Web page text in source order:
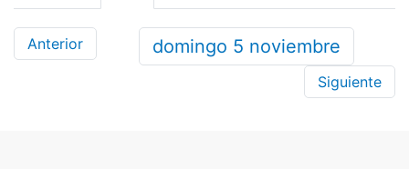
Anterior domingo 5 noviembre
Siguiente